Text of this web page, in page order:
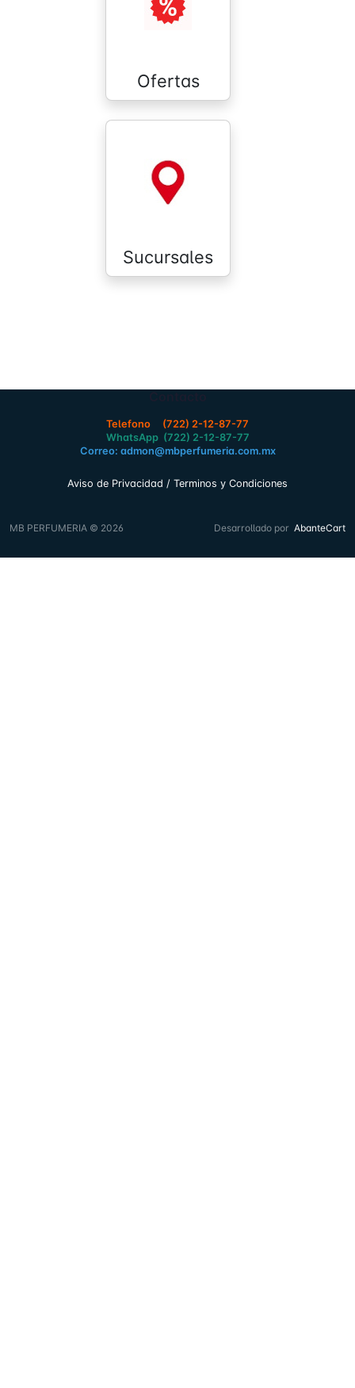
Ofertas
Sucursales
Telefono (722) 2-12-87-77
WhatsApp (722) 2-12-87-77
Correo: admon@mbperfumeria.com.mx
Aviso de Privacidad / Terminos y Condiciones
MB PERFUMERIA © 2026 Desarrollado por AbanteCart